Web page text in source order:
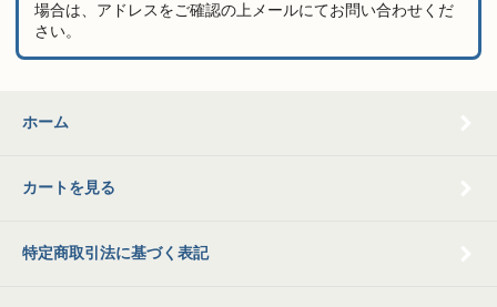
場合は、アドレスをご確認の上メールにてお問い合わせくだ
さい。
ホーム
カートを見る
特定商取引法に基づく表記